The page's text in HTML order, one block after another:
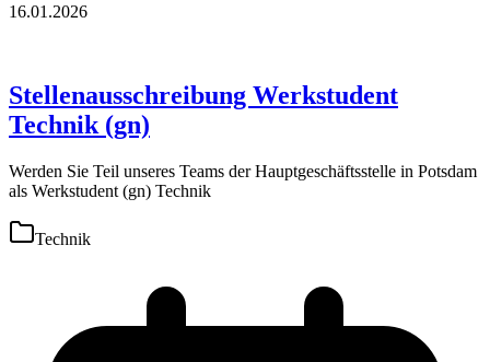
16.01.2026
Stellenausschreibung Werkstudent
Technik (gn)
Werden Sie Teil unseres Teams der Hauptgeschäftsstelle in Potsdam
als Werkstudent (gn) Technik
Technik